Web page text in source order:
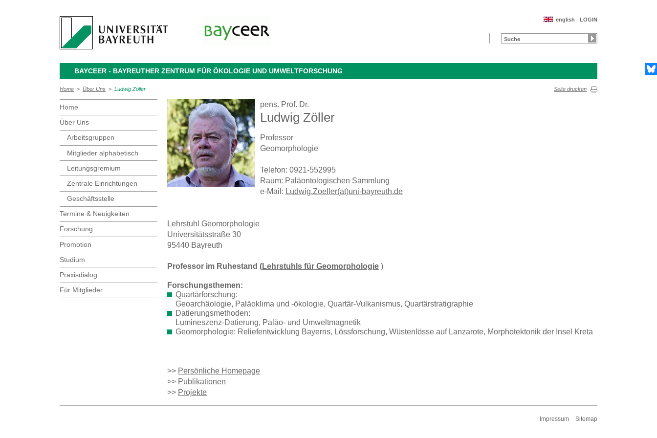
LOGIN
english
BAYCEER - BAYREUTHER ZENTRUM FÜR ÖKOLOGIE UND UMWELTFORSCHUNG
Home > Über Uns > Ludwig Zöller Seite drucken
Home
Über Uns
Arbeitsgruppen
Mitglieder alphabetisch
Leitungsgremium
Zentrale Einrichtungen
Geschäftsstelle
Termine & Neuigkeiten
Forschung
Promotion
Studium
Praxisdialog
Für Mitglieder
pens. Prof. Dr.
Ludwig Zöller
Professor
Geomorphologie
Telefon: 0921-552995
Raum: Paläontologischen Sammlung
e-Mail: Ludwig.Zoeller(at)uni-bayreuth.de
Lehrstuhl Geomorphologie
Universitätsstraße 30
95440 Bayreuth
Professor im Ruhestand (Lehrstuhls für Geomorphologie )
Forschungsthemen:
Quartärforschung:
Geoarchäologie, Paläoklima und -ökologie, Quartär-Vulkanismus, Quartärstratigraphie
Datierungsmethoden:
Lumineszenz-Datierung, Paläo- und Umweltmagnetik
Geomorphologie: Reliefentwicklung Bayerns, Lössforschung, Wüstenlösse auf Lanzarote, Morphotektonik der Insel Kreta
>> Persönliche Homepage
>> Publikationen
>> Projekte
Impressum Sitemap